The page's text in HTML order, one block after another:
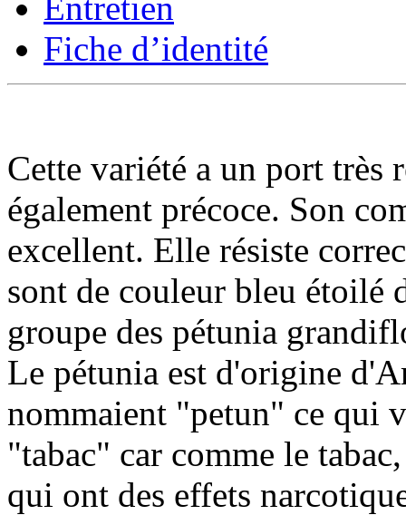
Fiche d’identité
Cette variété a un port très
également précoce. Son
excellent. Elle résiste
sont de couleur bleu étoilé
groupe des pétunia
Le pétunia est d'origine
nommaient "petun" ce qui
"tabac" car comme le
qui ont des effets